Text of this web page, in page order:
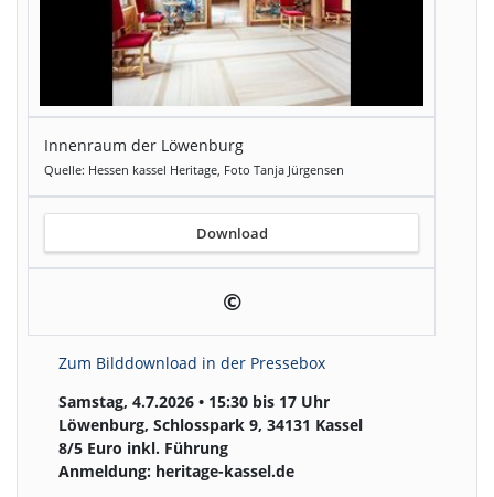
Innenraum der Löwenburg
Quelle: Hessen kassel Heritage, Foto Tanja Jürgensen
Download
©
Zum Bilddownload in der Pressebox
Samstag, 4.7.2026 • 15:30 bis 17 Uhr
Löwenburg, Schlosspark 9, 34131 Kassel
8/5 Euro inkl. Führung
Anmeldung: heritage-kassel.de